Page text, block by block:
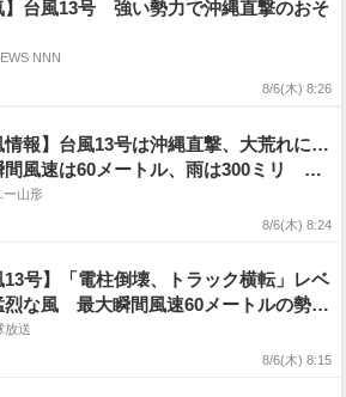
】台風13号 強い勢力で沖縄直撃のおそ
NNN
8/6(木) 8:26
情報】台風13号は沖縄直撃、大荒れに…
間風速は60メートル、雨は300ミリ 台
は日本列島に向かい直進 台風14号もあ
ー山形
8/6(木) 8:24
13号】「電柱倒壊、トラック横転」レベ
烈な風 最大瞬間風速60メートルの勢力
島に最接近へ 8日まで「強い」勢力維
ほぼ固まり九州北上の恐れは小さく
放送
8/6(木) 8:15